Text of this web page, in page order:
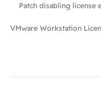
Patch disabling
VMware Workstation